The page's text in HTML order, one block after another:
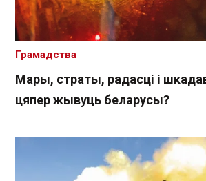
Мары, страты, радасці і
цяпер жывуць беларусы?
Грамадства